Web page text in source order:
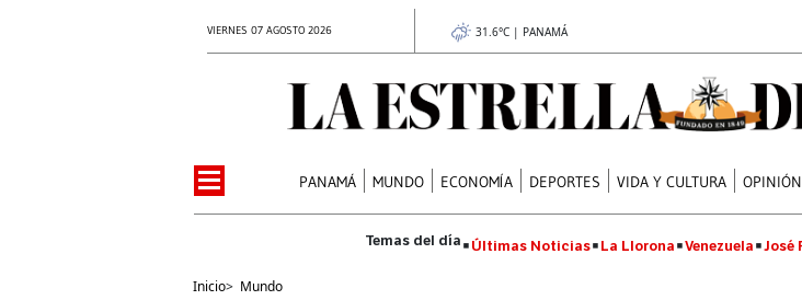
VIERNES 07 AGOSTO 2026 31.6°C | PANAMÁ
PANAMÁ MUNDO ECONOMÍA DEPORTES VIDA Y CULTURA OPINIÓN
Últimas Noticias La Llorona Venezuela José
Inicio> Mundo